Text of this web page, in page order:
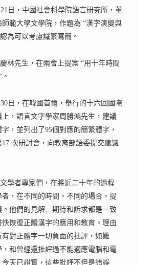
21 日，中國社會科學院語言研究所，董
範大學文學院，作題為 “漢字演變與
認為可以考慮識繁寫簡。
林先生，在兩會上提案 “用十年時間
30 日，在韓國首爾，舉行的十六回國際
，語言文字學家周勝鴻先生，建議
，並列出了95個對應的簡繁體字，
17 次研討會，向教育部語委提交建議
學者專家們，在將近二十年的過程
者，在不同的時間，不同的場合，提
。他們的見解、 期待和訴求都是一致
恢復正體漢字的應用和教育。理由
對正體字一切負面的批評，如難
和曾經還批評過不能適應電腦和電
今天已證實，這些批評不但是錯誤